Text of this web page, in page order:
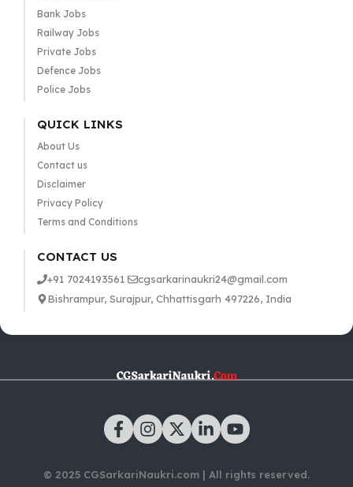
Bank Jobs
Railway Jobs
Private Jobs
Defence Jobs
Police Jobs
QUICK LINKS
About Us
Contact us
Disclaimer
Privacy Policy
Terms and Conditions
CONTACT US
+91 7024193561
cgsarkarinaukri24@gmail.com
Bishrampur, Surajpur, Chhattisgarh 497226, India
© 2025 CGSarkariNaukri.com | All rights reserved.